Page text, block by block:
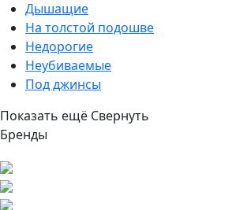
Дышащие
На толстой подошве
Недорогие
Неубиваемые
Под джинсы
Показать ещё Свернуть
Бренды